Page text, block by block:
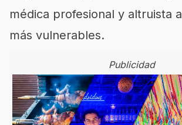
médica profesional y altruista
más vulnerables.
Publicidad